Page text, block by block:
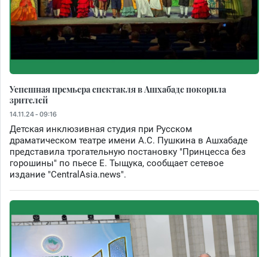
Успешная премьера спектакля в Ашхабаде покорила
зрителей
14.11.24 - 09:16
Детская инклюзивная студия при Русском
драматическом театре имени А.С. Пушкина в Ашхабаде
представила трогательную постановку "Принцесса без
горошины" по пьесе Е. Тыщука, сообщает сетевое
издание "CentralAsia.news".